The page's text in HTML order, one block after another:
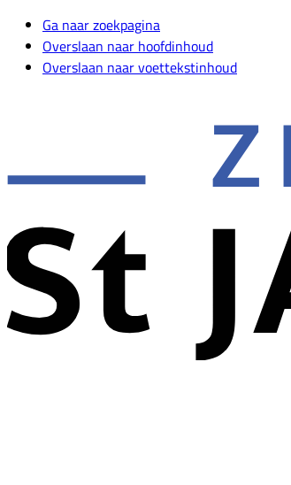
Ga naar zoekpagina
Overslaan naar hoofdinhoud
Overslaan naar voettekstinhoud